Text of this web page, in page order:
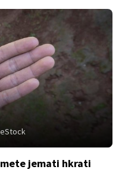
jemati hkrati